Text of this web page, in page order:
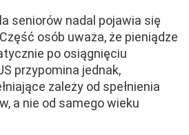
seniorów nadal pojawia się
osób uważa, że pieniądze
po osiągnięciu
przypomina jednak,
zależy od spełnienia
a nie od samego wieku